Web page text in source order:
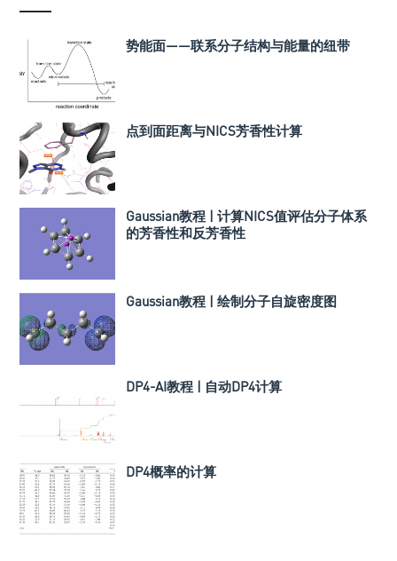
势能面——联系分子结构与能量的纽带
点到面距离与NICS芳香性计算
Gaussian教程 | 计算NICS值评估分子体系
的芳香性和反芳香性
Gaussian教程 | 绘制分子自旋密度图
DP4-AI教程 | 自动DP4计算
DP4概率的计算